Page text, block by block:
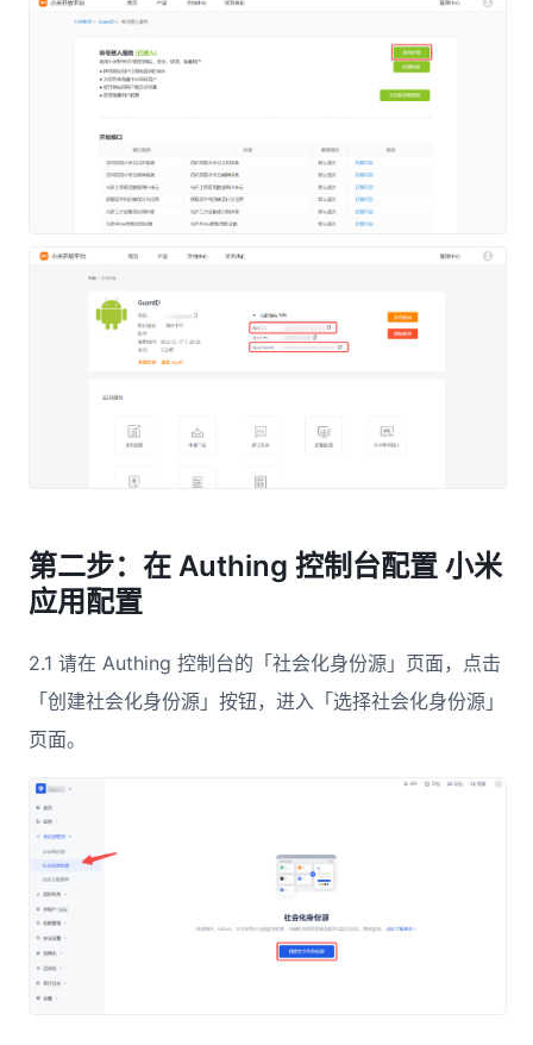
第二步：在 Authing 控制台配置 小米
应用配置
2.1 请在 Authing 控制台的「社会化身份源」页面，点击
「创建社会化身份源」按钮，进入「选择社会化身份源」
页面。